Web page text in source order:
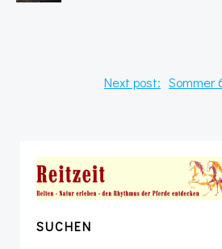
Next post: Sommer
SUCHEN